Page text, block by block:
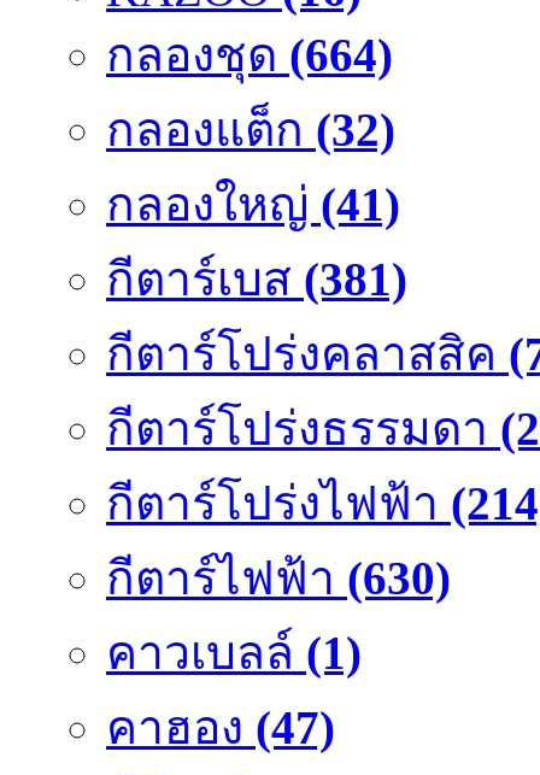
กลองชุด (664)
กลองแต็ก (32)
กลองใหญ่ (41)
กีตาร์เบส (381)
กีตาร์โปร่งคลาสสิค
กีตาร์โปร่งธรรมดา
กีตาร์โปร่งไฟฟ้า
กีตาร์ไฟฟ้า (630)
คาวเบลล์ (1)
คาฮอง (47)